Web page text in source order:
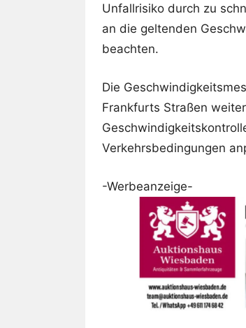
Unfallrisiko durch zu
an die geltenden
beachten.
Die
Frankfurts Straßen
Verkehrsbedingungen
-Werbeanzeige-